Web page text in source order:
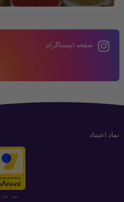
صفحه اینستاگرام
نماد اعتماد